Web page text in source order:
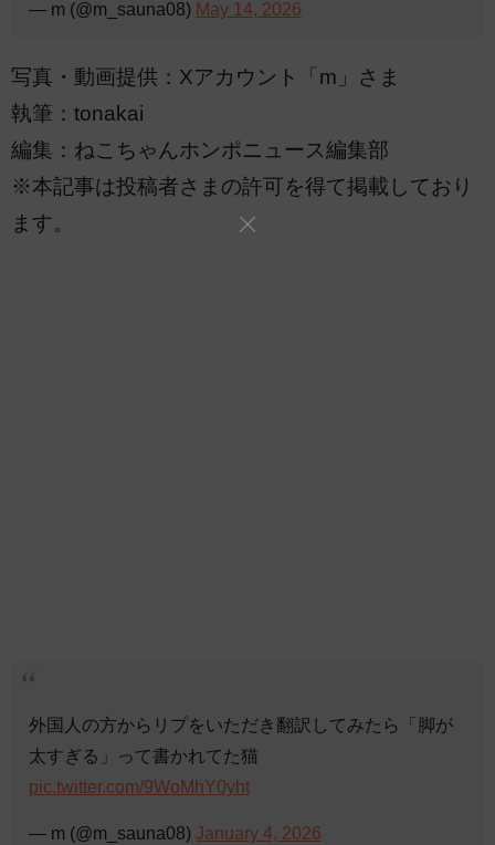
— m (@m_sauna08) May 14, 2026
写真・動画提供：Xアカウント「m」さま
執筆：tonakai
編集：ねこちゃんホンポニュース編集部
※本記事は投稿者さまの許可を得て掲載しており
ます。
外国人の方からリプをいただき翻訳してみたら「脚が
太すぎる」って書かれてた猫
pic.twitter.com/9WoMhY0yht
— m (@m_sauna08) January 4, 2026